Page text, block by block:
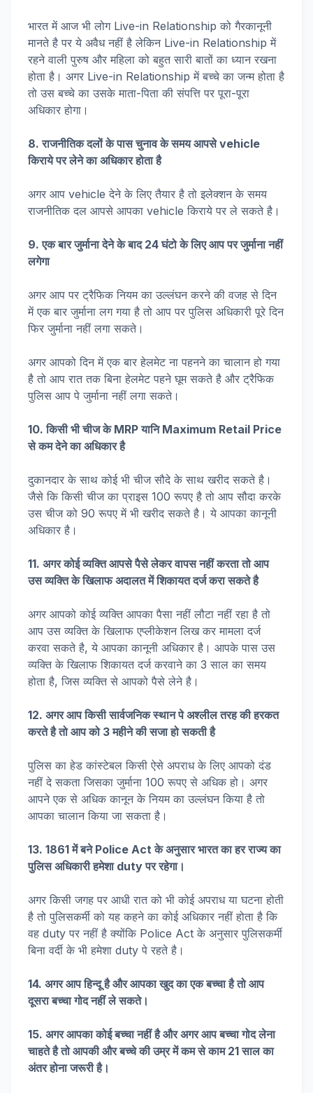
भारत में आज भी लोग Live-in Relationship को गैरकानूनी
मानते है पर ये अवैध नहीं है लेकिन Live-in Relationship में
रहने वाली पुरुष और महिला को बहुत सारी बातों का ध्यान रखना
होता है। अगर Live-in Relationship में बच्चे का जन्म होता है
तो उस बच्चे का उसके माता-पिता की संपत्ति पर पूरा-पूरा
अधिकार होगा।
8. राजनीतिक दलों के पास चुनाव के समय आपसे vehicle
किराये पर लेने का अधिकार होता है
अगर आप vehicle देने के लिए तैयार है तो इलेक्शन के समय
राजनीतिक दल आपसे आपका vehicle किराये पर ले सकते है।
9. एक बार जुर्माना देने के बाद 24 घंटो के लिए आप पर जुर्माना नहीं
लगेगा
अगर आप पर ट्रैफिक नियम का उल्लंघन करने की वजह से दिन
में एक बार जुर्माना लग गया है तो आप पर पुलिस अधिकारी पूरे दिन
फिर जुर्माना नहीं लगा सकते।
अगर आपको दिन में एक बार हेलमेट ना पहनने का चालान हो गया
है तो आप रात तक बिना हेलमेट पहने घूम सकते है और ट्रैफिक
पुलिस आप पे जुर्माना नहीं लगा सकते।
10. किसी भी चीज के MRP यानि Maximum Retail Price
से कम देने का अधिकार है
दुकानदार के साथ कोई भी चीज सौदे के साथ खरीद सकते है।
जैसे कि किसी चीज का प्राइस 100 रूपए है तो आप सौदा करके
उस चीज को 90 रूपए में भी खरीद सकते है। ये आपका कानूनी
अधिकार है।
11. अगर कोई व्यक्ति आपसे पैसे लेकर वापस नहीं करता तो आप
उस व्यक्ति के खिलाफ अदालत में शिकायत दर्ज करा सकते है
अगर आपको कोई व्यक्ति आपका पैसा नहीं लौटा नहीं रहा है तो
आप उस व्यक्ति के खिलाफ एप्लीकेशन लिख कर मामला दर्ज
करवा सकते है, ये आपका कानूनी अधिकार है। आपके पास उस
व्यक्ति के खिलाफ शिकायत दर्ज करवाने का 3 साल का समय
होता है, जिस व्यक्ति से आपको पैसे लेने है।
12. अगर आप किसी सार्वजनिक स्थान पे अश्लील तरह की हरकत
करते है तो आप को 3 महीने की सजा हो सकती है
पुलिस का हेड कांस्टेबल किसी ऐसे अपराध के लिए आपको दंड
नहीं दे सकता जिसका जुर्माना 100 रूपए से अधिक हो। अगर
आपने एक से अधिक कानून के नियम का उल्लंघन किया है तो
आपका चालान किया जा सकता है।
13. 1861 में बने Police Act के अनुसार भारत का हर राज्य का
पुलिस अधिकारी हमेशा duty पर रहेगा।
अगर किसी जगह पर आधी रात को भी कोई अपराध या घटना होती
है तो पुलिसकर्मी को यह कहने का कोई अधिकार नहीं होता है कि
वह duty पर नहीं है क्योंकि Police Act के अनुसार पुलिसकर्मी
बिना वर्दी के भी हमेशा duty पे रहते है।
14. अगर आप हिन्दू है और आपका खुद का एक बच्चा है तो आप
दूसरा बच्चा गोद नहीं ले सकते।
15. अगर आपका कोई बच्चा नहीं है और अगर आप बच्चा गोद लेना
चाहते है तो आपकी और बच्चे की उम्र में कम से काम 21 साल का
अंतर होना जरूरी है।